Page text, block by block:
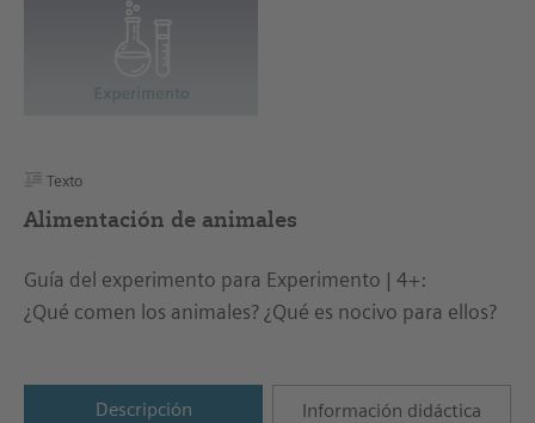
Texto
Alimentación de animales
Guía del experimento para Experimento | 4+:
¿Qué comen los animales? ¿Qué es nocivo para ellos?
Descripción Información didáctica